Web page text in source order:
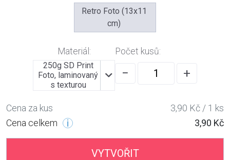
Retro Foto (13x11
cm)
Materiál:
250g SD Print
Foto, laminovaný
s texturou
Počet kusů:
− +
Cena za kus
3,90 Kč / 1 ks
Cena celkem
3,90 Kč
VYTVOŘIT